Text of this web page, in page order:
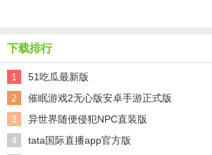
下载排行
1 51吃瓜最新版
2 催眠游戏2无心版安卓手游正式版
3 异世界随便侵犯NPC直装版
4 tata国际直播app官方版